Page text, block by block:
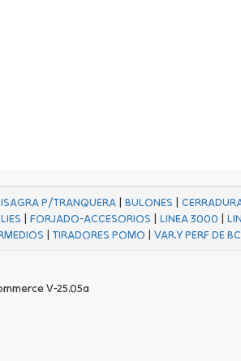
P/TRANQUERA| BULONES |
|FORJADO-ACCESORIOS |LINEA 3000 |
| TIRADORES POMO | VAR.Y PERF DE
V-25.05a